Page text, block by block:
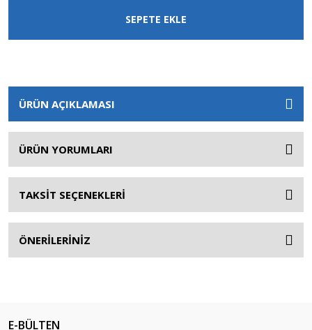
SEPETE EKLE
ÜRÜN AÇIKLAMASI
ÜRÜN YORUMLARI
TAKSİT SEÇENEKLERİ
ÖNERİLERİNİZ
E-BÜLTEN